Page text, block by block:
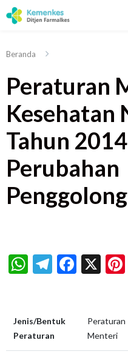
Beranda
Peraturan
Kesehatan
Tahun
Perubahan
WhatsApp
Telegram
X
Jenis/Bentuk
Peraturan
Peraturan
Menteri